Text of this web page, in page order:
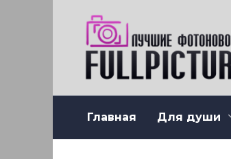
Главная Для души